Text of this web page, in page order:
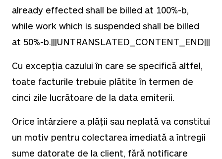
already effected shall be billed at 100%-b,
while work which is suspended shall be billed
at 50%-b.|||UNTRANSLATED_CONTENT_END|||
Cu excepția cazului în care se specifică altfel,
toate facturile trebuie plătite în termen de
cinci zile lucrătoare de la data emiterii.
Orice întârziere a plății sau neplată va constitui
un motiv pentru colectarea imediată a întregii
sume datorate de la client, fără notificare